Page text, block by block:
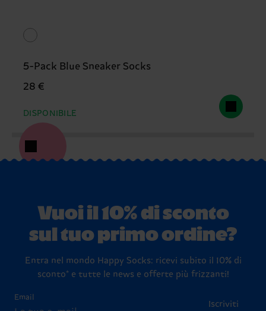
5-Pack Blue Sneaker Socks
28 €
DISPONIBILE
Vuoi il 10% di sconto
sul tuo primo ordine?
Entra nel mondo Happy Socks: ricevi subito il 10% di
sconto* e tutte le news e offerte più frizzanti!
Email
Iscriviti